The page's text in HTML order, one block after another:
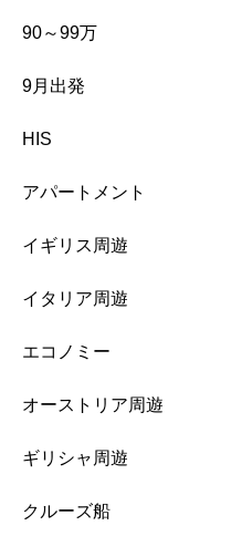
90～99万
9月出発
HIS
アパートメント
イギリス周遊
イタリア周遊
エコノミー
オーストリア周遊
ギリシャ周遊
クルーズ船